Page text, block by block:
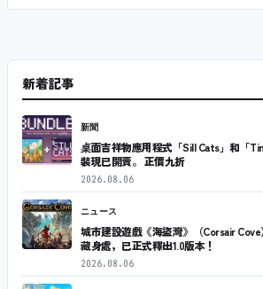
新着記事
新聞
桌面吉祥物應用程式「Sill Cats」和「
裝現已開賣。 正價九折
2026.08.06
ニュース
城市建設遊戲《海盜灣》（Corsair
藏身處，已正式釋出1.0版本！
2026.08.06